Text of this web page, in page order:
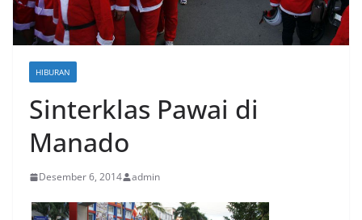
HIBURAN
Sinterklas Pawai di
Manado
Desember 6, 2014 admin